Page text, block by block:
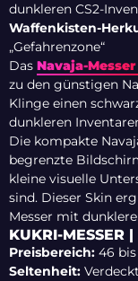
dunkleren CS2-
Waffenkisten-
„Gefahrenzone“
Das Navaja-
zu den günstigen
Klinge einen
dunkleren
Die kompakte
begrenzte
kleine visuelle
sind. Dieser Skin
Messer mit
KUKRI-MESSER
Preisbereich: 46 bis
Seltenheit: Verdeckt